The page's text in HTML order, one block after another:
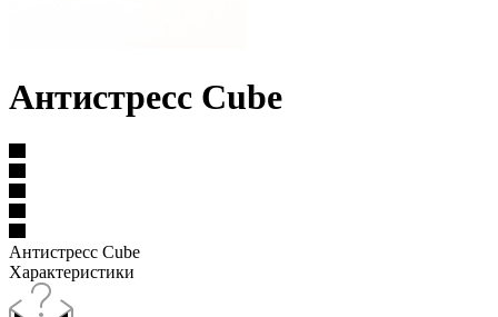
Антистресс Сube
Антистресс Сube
Характеристики